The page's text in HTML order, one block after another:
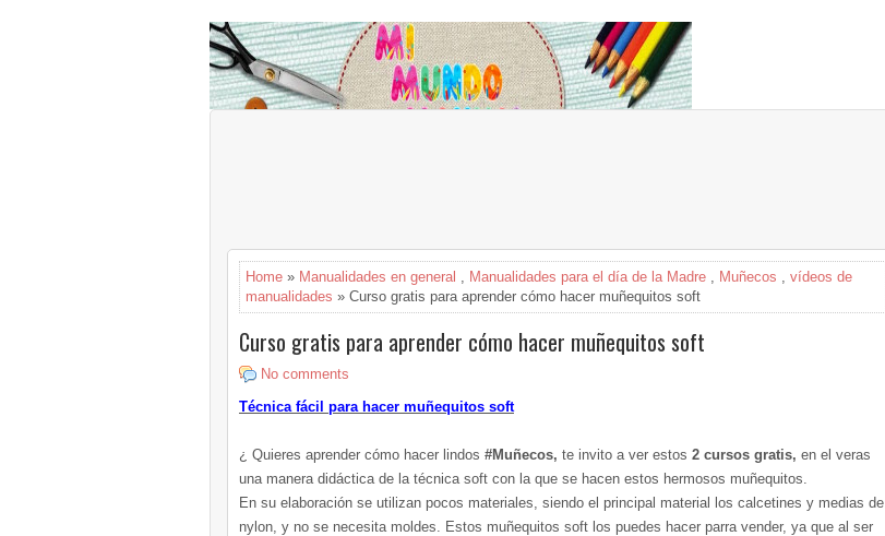
Home » Manualidades en general , Manualidades para el día de la Madre , Muñecos , vídeos de
manualidades » Curso gratis para aprender cómo hacer muñequitos soft
Curso gratis para aprender cómo hacer muñequitos soft
No comments
Técnica fácil para hacer muñequitos soft
¿ Quieres aprender cómo hacer lindos #Muñecos, te invito a ver estos 2 cursos gratis, en el veras
una manera didáctica de la técnica soft con la que se hacen estos hermosos muñequitos.
En su elaboración se utilizan pocos materiales, siendo el principal material los calcetines y medias de
nylon, y no se necesita moldes. Estos muñequitos soft los puedes hacer parra vender, ya que al ser